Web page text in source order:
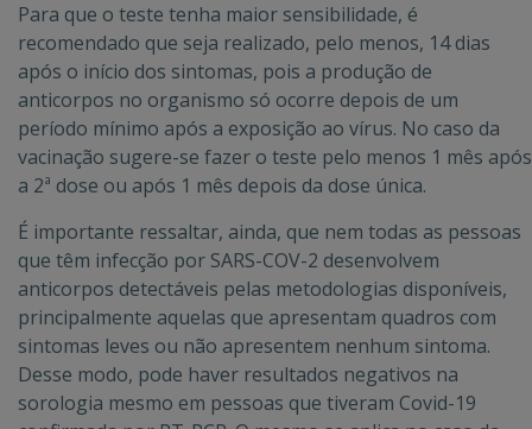
Para que o teste tenha maior sensibilidade, é
recomendado que seja realizado, pelo menos, 14 dias
após o início dos sintomas, pois a produção de
anticorpos no organismo só ocorre depois de um
período mínimo após a exposição ao vírus. No caso da
vacinação sugere-se fazer o teste pelo menos 1 mês após
a 2ª dose ou após 1 mês depois da dose única.
É importante ressaltar, ainda, que nem todas as pessoas
que têm infecção por SARS-COV-2 desenvolvem
anticorpos detectáveis pelas metodologias disponíveis,
principalmente aquelas que apresentam quadros com
sintomas leves ou não apresentem nenhum sintoma.
Desse modo, pode haver resultados negativos na
sorologia mesmo em pessoas que tiveram Covid-19